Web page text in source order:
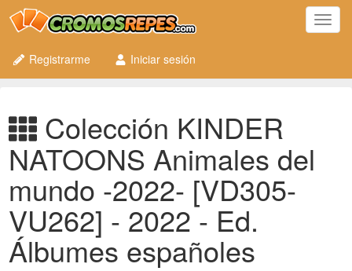
Registrarme
Iniciar sesión
Colección KINDER
NATOONS Animales del
mundo -2022- [VD305-
VU262] - 2022 - Ed.
Álbumes españoles